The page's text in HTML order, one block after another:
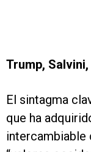
Trump, Salvini,
El sintagma
que ha
intercambiable